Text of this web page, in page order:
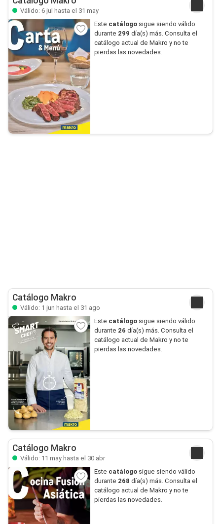
Válido: 6 jul hasta el 31 may
Este catálogosigue siendo válido
durante 299 día(s) más. Consulta el
catálogo actual de Makro y no te
pierdas las novedades.
Catálogo Makro
Válido: 1 jun hasta el 31 ago
Este catálogosigue siendo válido
durante 26 día(s) más. Consulta el
catálogo actual de Makro y no te
pierdas las novedades.
Catálogo Makro
Válido: 11 may hasta el 30 abr
Este catálogosigue siendo válido
durante 268 día(s) más. Consulta el
catálogo actual de Makro y no te
pierdas las novedades.